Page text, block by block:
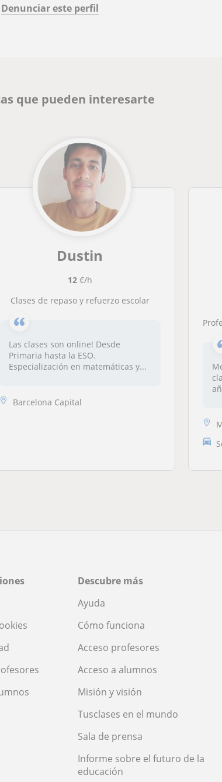
Denunciar este perfil
que pueden interesarte
Dustin
12€/h
Clases de repaso y refuerzo escolar
Las clases son online! Desde
Primaria hasta la ESO.
Especialización en matemáticas y...
Barcelona Capital
Descubre más
Ayuda
Cómo funciona
Acceso profesores
Acceso a alumnos
Misión y visión
Tusclases en el mundo
Sala de prensa
Informe sobre el futuro de la
educación